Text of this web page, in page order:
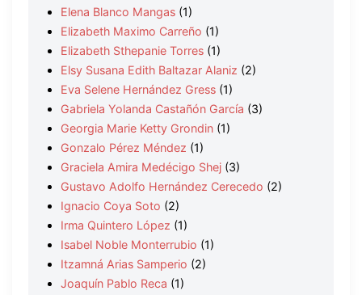
Elena Blanco Mangas (1)
Elizabeth Maximo Carreño (1)
Elizabeth Sthepanie Torres (1)
Elsy Susana Edith Baltazar Alaniz (2)
Eva Selene Hernández Gress (1)
Gabriela Yolanda Castañón García (3)
Georgia Marie Ketty Grondin (1)
Gonzalo Pérez Méndez (1)
Graciela Amira Medécigo Shej (3)
Gustavo Adolfo Hernández Cerecedo (2)
Ignacio Coya Soto (2)
Irma Quintero López (1)
Isabel Noble Monterrubio (1)
Itzamná Arias Samperio (2)
Joaquín Pablo Reca (1)